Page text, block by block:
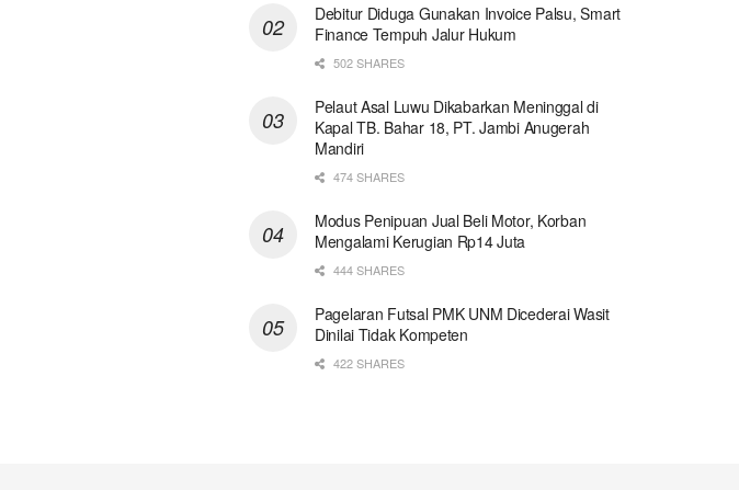
Debitur Diduga Gunakan Invoice Palsu, Smart
Finance Tempuh Jalur Hukum
502 SHARES
Pelaut Asal Luwu Dikabarkan Meninggal di
Kapal TB. Bahar 18, PT. Jambi Anugerah
Mandiri
474 SHARES
Modus Penipuan Jual Beli Motor, Korban
Mengalami Kerugian Rp14 Juta
444 SHARES
Pagelaran Futsal PMK UNM Dicederai Wasit
Dinilai Tidak Kompeten
422 SHARES